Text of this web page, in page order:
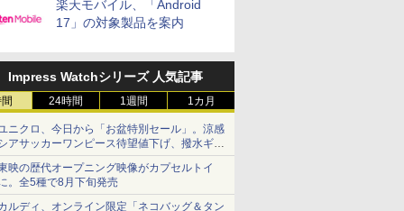
楽天モバイル、「Android
17」の対象製品を案内
Impress Watchシリーズ 人気記事
24時間 1週間 1カ月
ニクロ、今日から「お盆特別セール」。涼感
アサッカーワンピース待望値下げ、撥水ギア
ョーツは1990円に
映の歴代オープニング映像がカプセルトイ
。全5種で8月下旬発売
ルディ、オンライン限定「ネコバッグ＆タン